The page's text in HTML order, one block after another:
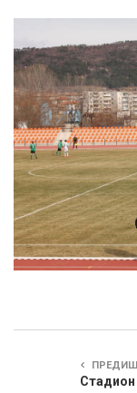
Стадион